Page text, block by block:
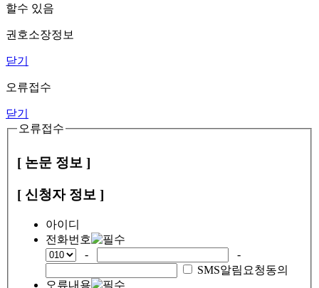
할수 있음
권호소장정보
닫기
오류접수
닫기
오류접수
[ 논문 정보 ]
[ 신청자 정보 ]
아이디
전화번호
-
-
SMS알림요청동의
오류내용